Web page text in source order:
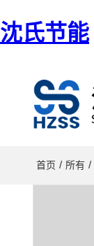
沈氏节能
首页 / 所有 /